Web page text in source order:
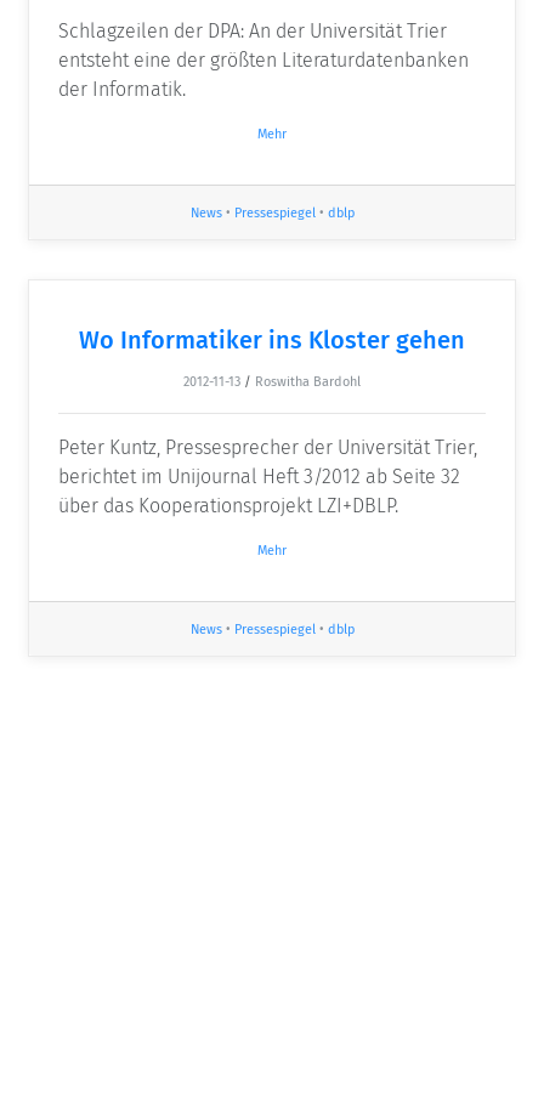
Schlagzeilen der DPA: An der Universität Trier
entsteht eine der größten Literaturdatenbanken
der Informatik.
Mehr
News• Pressespiegel• dblp
Wo Informatiker ins Kloster gehen
2012-11-13 / Roswitha Bardohl
Peter Kuntz, Pressesprecher der Universität Trier,
berichtet im Unijournal Heft 3/2012 ab Seite 32
über das Kooperationsprojekt LZI+DBLP.
Mehr
News• Pressespiegel• dblp